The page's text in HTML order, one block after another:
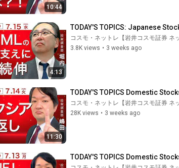
10:44
4:13
TODAY'S TOPICS: Japanese
コスモ・ネットレ【岩井コスモ証券 ネ
3.8K views • 3 weeks ago
11:30
TODAY'S TOPICS Domestic
コスモ・ネットレ【岩井コスモ証券 ネ
28K views • 3 weeks ago
TODAY'S TOPICS Domestic